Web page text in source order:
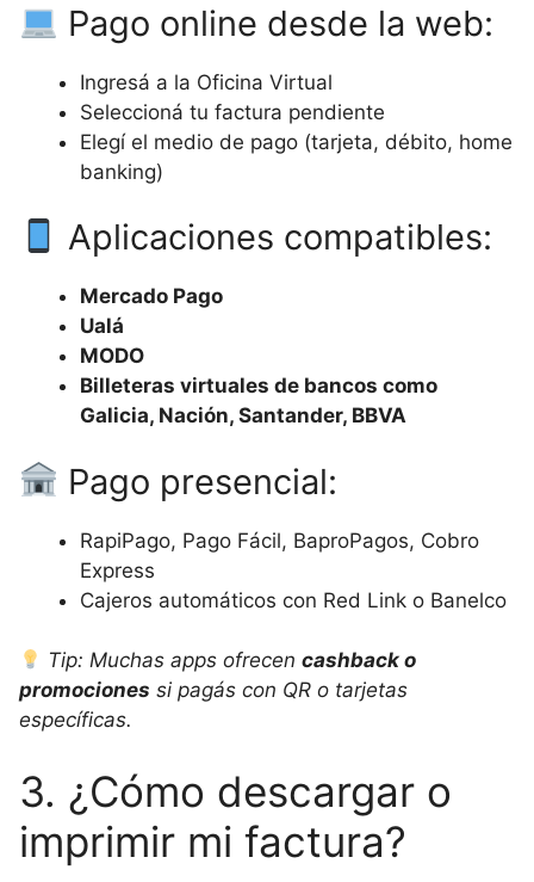
Pago online desde la web:
Ingresá a la Oficina Virtual
Seleccioná tu factura pendiente
Elegí el medio de pago (tarjeta, débito, home
banking)
Aplicaciones compatibles:
Mercado Pago
Ualá
MODO
Billeteras virtuales de bancos como
Galicia, Nación, Santander, BBVA
Pago presencial:
RapiPago, Pago Fácil, BaproPagos, Cobro
Express
Cajeros automáticos con Red Link o Banelco
Tip: Muchas apps ofrecencashback o
promociones si pagás con QR o tarjetas
específicas.
3. ¿Cómo descargar o
imprimir mi factura?